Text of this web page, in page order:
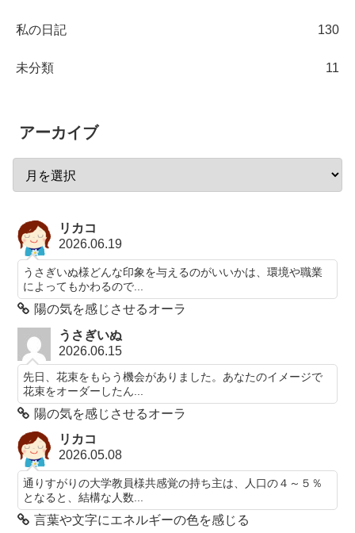
私の日記 130
未分類 11
アーカイブ
リカコ
2026.06.19
うさぎいぬ様どんな印象を与えるのがいいかは、環境や職業
によってもかわるので...
陽の気を感じさせるオーラ
うさぎいぬ
2026.06.15
先日、花束をもらう機会がありました。あなたのイメージで
花束をオーダーしたん...
陽の気を感じさせるオーラ
リカコ
2026.05.08
通りすがりの大学教員様共感覚の持ち主は、人口の４～５％
となると、結構な人数...
言葉や文字にエネルギーの色を感じる